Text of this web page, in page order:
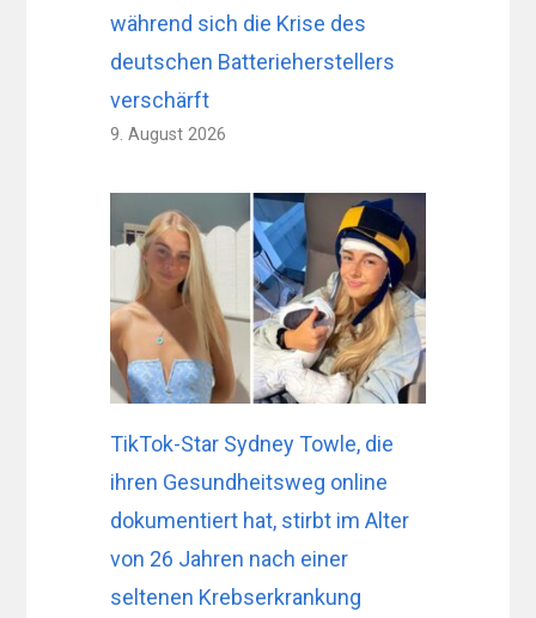
während sich die Krise des
deutschen Batterieherstellers
verschärft
9. August 2026
TikTok-Star Sydney Towle, die
ihren Gesundheitsweg online
dokumentiert hat, stirbt im Alter
von 26 Jahren nach einer
seltenen Krebserkrankung